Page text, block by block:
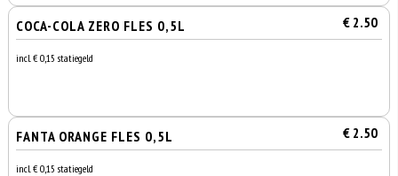
COCA-COLA ZERO FLES 0,5L € 2.50
incl. € 0,15 statiegeld
FANTA ORANGE FLES 0,5L € 2.50
incl. € 0,15 statiegeld